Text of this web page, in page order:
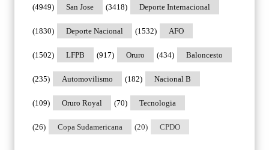
San Jose
(4949) Deporte Internacional
(3418)
Deporte Nacional
(1830) AFO
(1532)
LFPB
(1502) Oruro
(917) Baloncesto
(434)
Automovilismo
(235) Nacional B
(182)
Oruro Royal
(109) Tecnologia
(70)
Copa Sudamericana
(26) CPDO
(20)